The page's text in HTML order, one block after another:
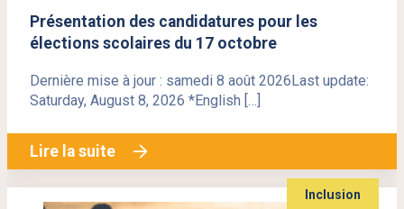
Présentation des candidatures pour les
élections scolaires du 17 octobre
Dernière mise à jour : samedi 8 août 2026Last update:
Saturday, August 8, 2026 *English […]
Lire la suite
Inclusion